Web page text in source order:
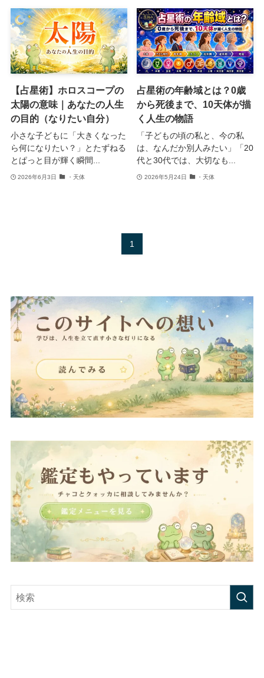
【占星術】ホロスコープの
太陽の意味｜あなたの人生
の目的（なりたい自分）
小さな子どもに「大きくなった
ら何になりたい？」とたずねる
とぱっと目が輝く瞬間...
2026年6月3日 ・天体
占星術の年齢域とは？0歳
から死後まで、10天体が描
く人生の物語
「子どもの頃の私と、今の私
は、なんだか別人みたい」「20
代と30代では、大切なも...
2026年5月24日 ・天体
1